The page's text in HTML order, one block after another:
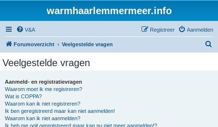
warmhaarlemmermeer.info
V&A Aanmelden
Registreer
Forumoverzicht Veelgestelde vragen
Veelgestelde vragen
Aanmeld- en registratievragen
Waarom moet ik me registreren?
Wat is COPPA?
Waarom kan ik niet registreren?
Ik ben geregistreerd maar kan niet aanmelden!
Waarom kan ik niet aanmelden?
Ik heb me ooit geregistreerd maar kan nu niet meer aanmelden!?